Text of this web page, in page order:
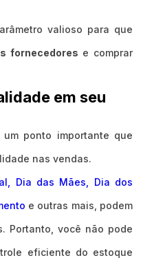
valioso para que
fornecedores e comprar
em seu
ponto importante que
nas vendas.
Dia das Mães, Dia dos
e outras mais, podem
Portanto, você não pode
eficiente do estoque